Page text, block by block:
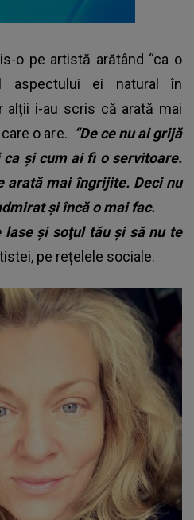
o pe artistă arătând “ca o
aspectului ei natural în
alții i-au scris că arată mai
o are. “De ce nu ai grijă
şi cum ai fi o servitoare.
arată mai îngrijite. Deci nu
şi încă o mai fac.
şi soţul tău şi să nu te
pe rețelele sociale.